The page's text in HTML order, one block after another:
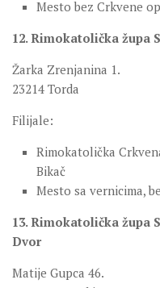
Mesto bez Crkvene
12. Rimokatolička župa
Žarka Zrenjanina 1.
23214 Torda
Filijale:
Rimokatolička
Bikač
Mesto sa vernicima,
13. Rimokatolička župa
Dvor
Matije Gupca 46.